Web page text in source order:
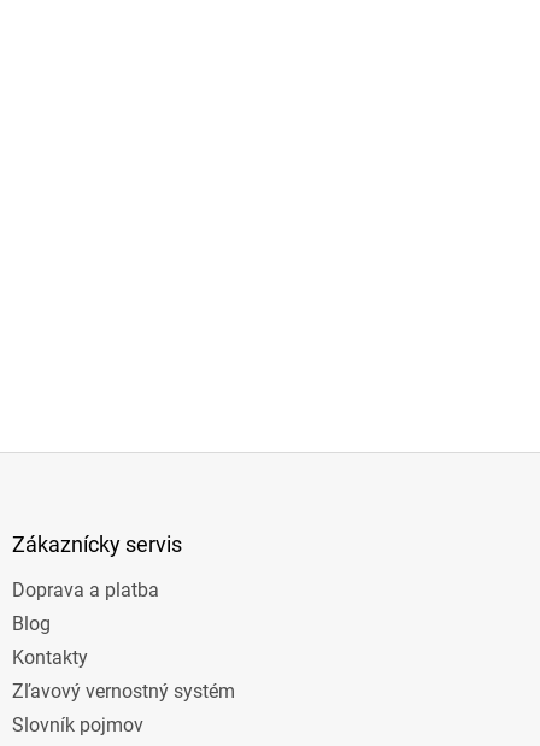
Zákaznícky servis
Doprava a platba
Blog
Kontakty
Zľavový vernostný systém
Slovník pojmov